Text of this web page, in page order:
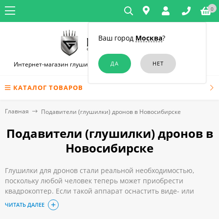
Ваш город Москва?
0
Интернет-магазин глушилок связи и диктофонов в Новосибирске
КАТАЛОГ ТОВАРОВ
Главная Подавители (глушилки) дронов в Новосибирске
Подавители (глушилки) дронов в
Новосибирске
Глушилки для дронов стали реальной необходимостью,
поскольку любой человек теперь может приобрести
квадрокоптер. Если такой аппарат оснастить виде- или
аудиоаппаратурой, он легко сможет отследить действия
выбранного объекта, будь то частное лицо или организация.
ЧИТАТЬ ДАЛЕЕ